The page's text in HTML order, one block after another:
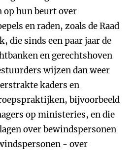
op hun beurt over
en raden, zoals de Raad
die sinds een paar jaar de
en gerechtshoven
wijzen dan weer
kaders en
bijvoorbeeld
op ministeries, en die
over bewindspersonen
- over